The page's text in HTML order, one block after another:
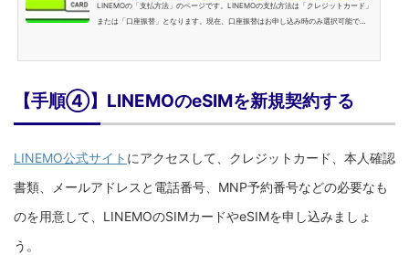
LINEMOの「支払方法」のページです。LINEMOの支払方法は「クレジットカード」
または「口座振替」となります。現在、口座振替はお申し込み時のみ選択可能で
【手順④】LINEMOのeSIMを新規契約する
LINEMO公式サイト にアクセスして、クレジットカード、本人確認
書類、メールアドレスと電話番号、MNP予約番号などの必要なも
のを用意して、LINEMOのSIMカードやeSIMを申し込みましょ
う。